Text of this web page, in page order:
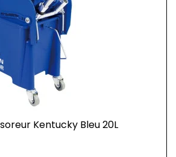
Kentucky Bleu 20L